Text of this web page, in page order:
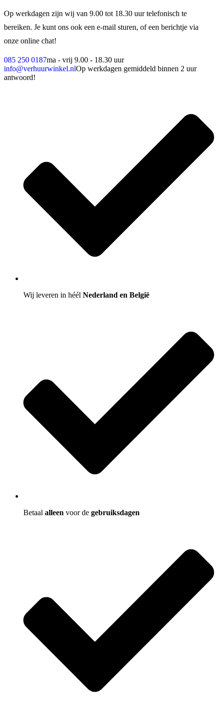
Op werkdagen zijn wij van 9.00 tot 18.30 uur telefonisch te
bereiken. Je kunt ons ook een e-mail sturen, of een berichtje via
onze online chat!
085 250 0187ma - vrij 9.00 - 18.30 uur
info@verhuurwinkel.nlOp werkdagen gemiddeld binnen 2 uur
antwoord!
Wij leveren in héél Nederland en België
Betaal alleen voor de gebruiksdagen